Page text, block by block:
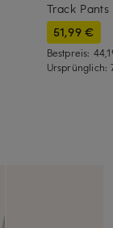
Track Pants
51,99 €
Bestpreis:
Ursprünglich: